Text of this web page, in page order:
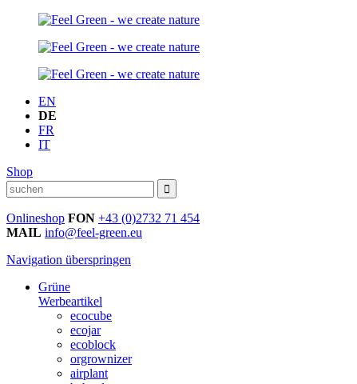
EN
DE
FR
IT
Shop
Onlineshop FON +43 (0)2732 71 454
MAIL info@feel-green.eu
Navigation überspringen
Grüne
Werbeartikel
ecocube
ecojar
ecoblock
orgrownizer
airplant